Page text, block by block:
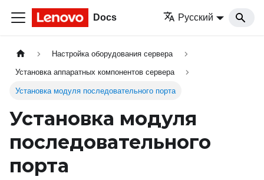
Docs Русский
Настройка оборудования сервера
Установка аппаратных компонентов сервера
Установка модуля последовательного порта
Установка модуля
последовательного
порта